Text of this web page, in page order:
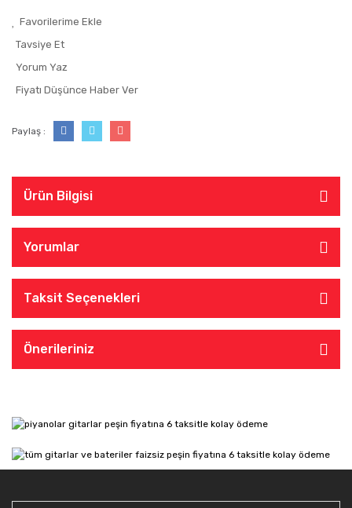
Tavsiye Et
Yorum Yaz
Fiyatı Düşünce Haber Ver
Paylaş :
Ürün Bilgisi
Yorumlar
Taksit Seçenekleri
Önerileriniz